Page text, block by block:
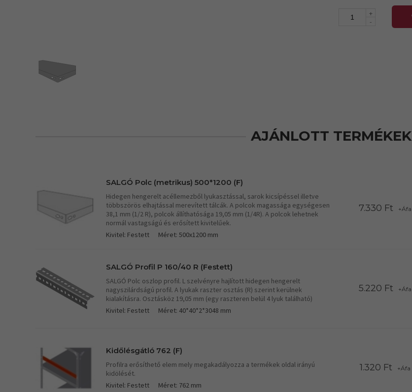
+
-
AJÁNLOTT TERMÉKEK
SALGÓ Polc (metrikus) 500*1200 (F)
Hidegen hengerelt acéllemezből lyukasztással, sarok kicsípéssel illetve
többszörös elhajtással merevített tálcák. A polcok magassága egységesen
38,1 mm (1/2 R), polcok állíthatósága 19,05 mm (1/4R). A polcok lehetnek
normál vastagságú és erősített kivitelűek.
Kivitel: Festett
Méret: 500x1200 mm
7.330 Ft +Áfa
SALGÓ Profil P 160/40 R (Festett)
SALGÓ Polc oszlop profil. L szelvényre hajlított hidegen hengerelt
nagyszilárdságú profil. A lyukak raszter osztás (R) szerint kerülnek
kialakításra. Osztásköz 19,05 mm (egy raszteren belül 4 lyuk található)
Kivitel: Festett
Méret: 40*40*2*3048 mm
5.220 Ft +Áfa
Kidőlésgátló 762 (F)
Profilra erősíthető elem mely megakadályozza a termékek oldal irányú
kidölését.
Kivitel: Festett
Méret: 762 mm
1.320 Ft +Áfa